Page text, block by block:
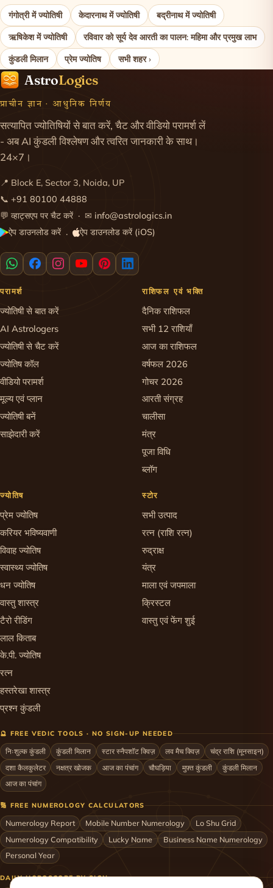
गंगोत्री में ज्योतिषी केदारनाथ में ज्योतिषी बद्रीनाथ में ज्योतिषी
ऋषिकेश में ज्योतिषी रविवार को सूर्य देव आरती का पालन: महिमा और प्रमुख लाभ
कुंडली मिलान प्रेम ज्योतिष सभी शहर ›
AstroLogics
प्राचीन ज्ञान · आधुनिक निर्णय
सत्यापित ज्योतिषियों से बात करें, चैट और वीडियो परामर्श लें
- अब AI कुंडली विश्लेषण और त्वरित जानकारी के साथ।
24×7।
📍 Block E, Sector 3, Noida, UP
📞 +91 80100 44888
💬 व्हाट्सएप पर चैट करें · ✉ info@astrologics.in
ऐप डाउनलोड करें· ऐप डाउनलोड करें (iOS)
परामर्श
ज्योतिषी से बात करें
AI Astrologers
ज्योतिषी से चैट करें
ज्योतिष कॉल
वीडियो परामर्श
मूल्य एवं प्लान
ज्योतिषी बनें
साझेदारी करें
राशिफल एवं भक्ति
दैनिक राशिफल
सभी 12 राशियाँ
आज का राशिफल
वर्षफल 2026
गोचर 2026
आरती संग्रह
चालीसा
मंत्र
पूजा विधि
ब्लॉग
ज्योतिष
प्रेम ज्योतिष
करियर भविष्यवाणी
विवाह ज्योतिष
स्वास्थ्य ज्योतिष
धन ज्योतिष
वास्तु शास्त्र
टैरो रीडिंग
लाल किताब
के.पी. ज्योतिष
रत्न
हस्तरेखा शास्त्र
प्रश्न कुंडली
स्टोर
सभी उत्पाद
रत्न (राशि रत्न)
रुद्राक्ष
यंत्र
माला एवं जपमाला
क्रिस्टल
वास्तु एवं फेंग शुई
🔮 FREE VEDIC TOOLS · NO SIGN-UP NEEDED
निःशुल्क कुंडली कुंडली मिलान स्टार स्नैपशॉट क्विज़ लव मैच क्विज़
चंद्र राशि (मूनसाइन)
दशा कैलकुलेटर
नक्षत्र खोजक आज का पंचांग चौघड़िया मुफ़्त कुंडली
कुंडली मिलान
आज का पंचांग
🔢 FREE NUMEROLOGY CALCULATORS
Numerology Report Mobile Number Numerology
Lo Shu Grid
Numerology Compatibility
Lucky Name
Business Name Numerology
Personal Year
DAILY HOROSCOPE BY SIGN